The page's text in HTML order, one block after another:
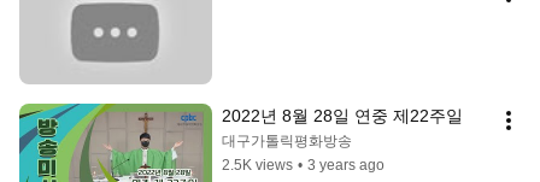
2022년 8월 28일 연중 제22주일
대구가톨릭평화방송
2.5K views • 3 years ago